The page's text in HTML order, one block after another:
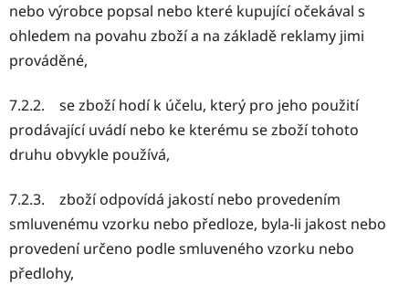
nebo výrobce popsal nebo které kupující očekával s
ohledem na povahu zboží a na základě reklamy jimi
prováděné,
7.2.2. se zboží hodí k účelu, který pro jeho použití
prodávající uvádí nebo ke kterému se zboží tohoto
druhu obvykle používá,
7.2.3. zboží odpovídá jakostí nebo provedením
smluvenému vzorku nebo předloze, byla-li jakost nebo
provedení určeno podle smluveného vzorku nebo
předlohy,